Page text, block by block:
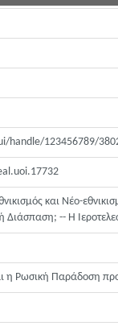
handle/123456789/
και Νέο-
Διάσπαση; -- Η
η Ρωσική Παράδοση